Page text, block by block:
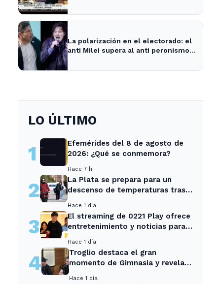
La polarización en el electorado: el
anti Milei supera al anti peronismo
LO ÚLTIMO
1
Efemérides del 8 de agosto de
2026: ¿Qué se conmemora?
Hace 7 h
2
La Plata se prepara para un
descenso de temperaturas tras
Hace 1 día
3
El streaming de 0221 Play ofrece
entretenimiento y noticias para
Ensenada.
Hace 1 día
4
Troglio destaca el gran
momento de Gimnasia y revela
Hace 1 día